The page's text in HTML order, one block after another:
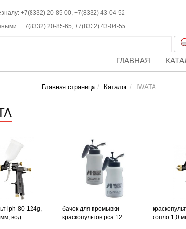
+7(8332) 20-85-00, +7(8332) 43-04-52
: +7(8332) 20-85-65, +7(8332) 43-04-55
ГЛАВНАЯ
Главная страница Каталог IWATA
lph-80-124g,
вод. ...
бачок для промывки
краскопультов pca 12. ...
сопло 1,0